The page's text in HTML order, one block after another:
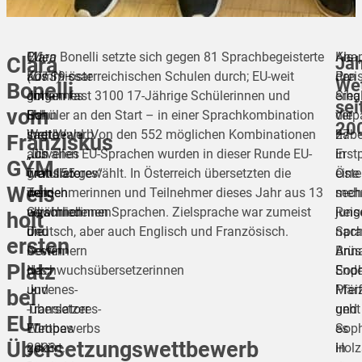
Clara
Bonelli
vom
Franziskus
GYM
Wels
holt
ersten
Platz
bei
EU-
Übersetzungswettbewerb
Wien
(OTS)–
Im
EU-
Wettbewerb
„Juvenes
Translatores“
werden
alljährlich
die
besten
Nachwuchsübersetzerinnen
und
-übersetzer
Europas
gekürt.
EU-
Kommissar
Johannes
Hahn
sagte:
„Ich
gratuliere
den
Gewinnerinnen
und
Gewinnern
des
Juvenes-
Translatores-
Wettbewerbs
2023
Clara Bonelli setzte sich gegen 81 Sprachbegeisterte
aus 19 österreichischen Schulen durch; EU-weit
gingen fast 3100 17-Jährige Schülerinnen und
Schüler an den Start – in einer Sprachkombination
ihrer Wahl. Von den 552 möglichen Kombinationen
aus allen EU-Sprachen wurden in dieser Runde EU-
weit 155 gewählt. In Österreich übersetzten die
Teilnehmerinnen und Teilnehmer dieses Jahr aus 13
verschiedenen Sprachen. Zielsprache war zumeist
Deutsch, aber auch Englisch und Französisch.
Als
die
27
eine
geht
es
in
den
Sieg
in
und